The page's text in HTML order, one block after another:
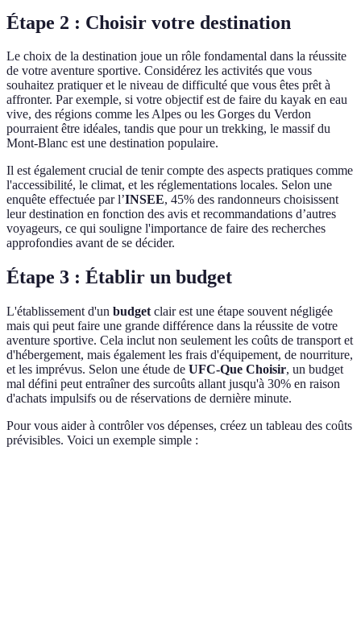
Étape 2 : Choisir votre destination
Le choix de la destination joue un rôle fondamental dans la réussite
de votre aventure sportive. Considérez les activités que vous
souhaitez pratiquer et le niveau de difficulté que vous êtes prêt à
affronter. Par exemple, si votre objectif est de faire du kayak en eau
vive, des régions comme les Alpes ou les Gorges du Verdon
pourraient être idéales, tandis que pour un trekking, le massif du
Mont-Blanc est une destination populaire.
Il est également crucial de tenir compte des aspects pratiques comme
l'accessibilité, le climat, et les réglementations locales. Selon une
enquête effectuée par l’INSEE, 45% des randonneurs choisissent
leur destination en fonction des avis et recommandations d’autres
voyageurs, ce qui souligne l'importance de faire des recherches
approfondies avant de se décider.
Étape 3 : Établir un budget
L'établissement d'un budget clair est une étape souvent négligée
mais qui peut faire une grande différence dans la réussite de votre
aventure sportive. Cela inclut non seulement les coûts de transport et
d'hébergement, mais également les frais d'équipement, de nourriture,
et les imprévus. Selon une étude de UFC-Que Choisir, un budget
mal défini peut entraîner des surcoûts allant jusqu'à 30% en raison
d'achats impulsifs ou de réservations de dernière minute.
Pour vous aider à contrôler vos dépenses, créez un tableau des coûts
prévisibles. Voici un exemple simple :